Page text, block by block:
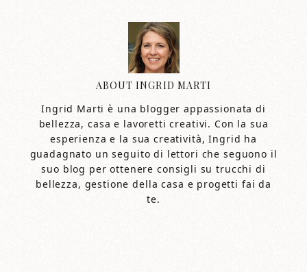
ABOUTINGRID MARTI
Ingrid Marti è una blogger appassionata di
bellezza, casa e lavoretti creativi. Con la sua
esperienza e la sua creatività, Ingrid ha
guadagnato un seguito di lettori che seguono il
suo blog per ottenere consigli su trucchi di
bellezza, gestione della casa e progetti fai da
te.